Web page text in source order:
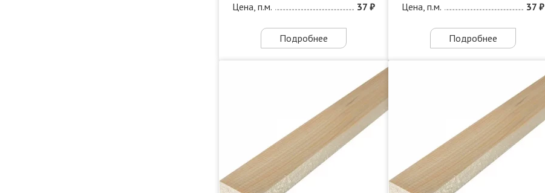
Цена, п.м.
37 ₽
Подробнее
Цена, п.м.
37 ₽
Подробнее